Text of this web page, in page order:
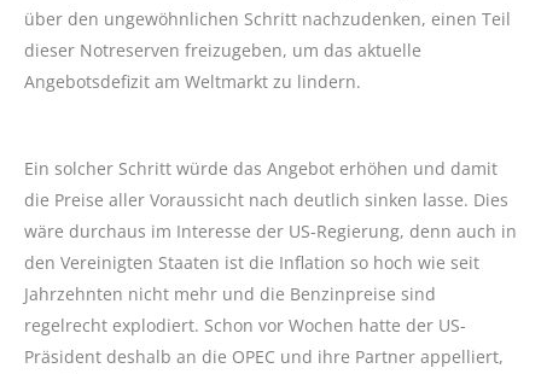
über den ungewöhnlichen Schritt nachzudenken, einen Teil
dieser Notreserven freizugeben, um das aktuelle
Angebotsdefizit am Weltmarkt zu lindern.
Ein solcher Schritt würde das Angebot erhöhen und damit
die Preise aller Voraussicht nach deutlich sinken lasse. Dies
wäre durchaus im Interesse der US-Regierung, denn auch in
den Vereinigten Staaten ist die Inflation so hoch wie seit
Jahrzehnten nicht mehr und die Benzinpreise sind
regelrecht explodiert. Schon vor Wochen hatte der US-
Präsident deshalb an die OPEC und ihre Partner appelliert,